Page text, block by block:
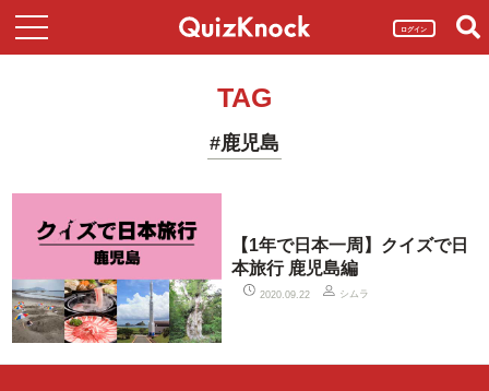
ログイン
TAG
#鹿児島
【1年で日本一周】クイズで日
本旅行 鹿児島編
2020.09.22 シムラ